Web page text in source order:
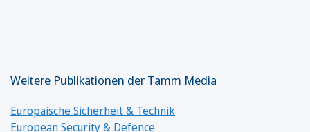
Weitere Publikationen der Tamm Media
Europäische Sicherheit & Technik
European Security & Defence